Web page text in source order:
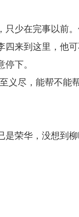
只少在完事以前
来到这里，他可
下。
义尽，能帮不能
是荣华，没想到